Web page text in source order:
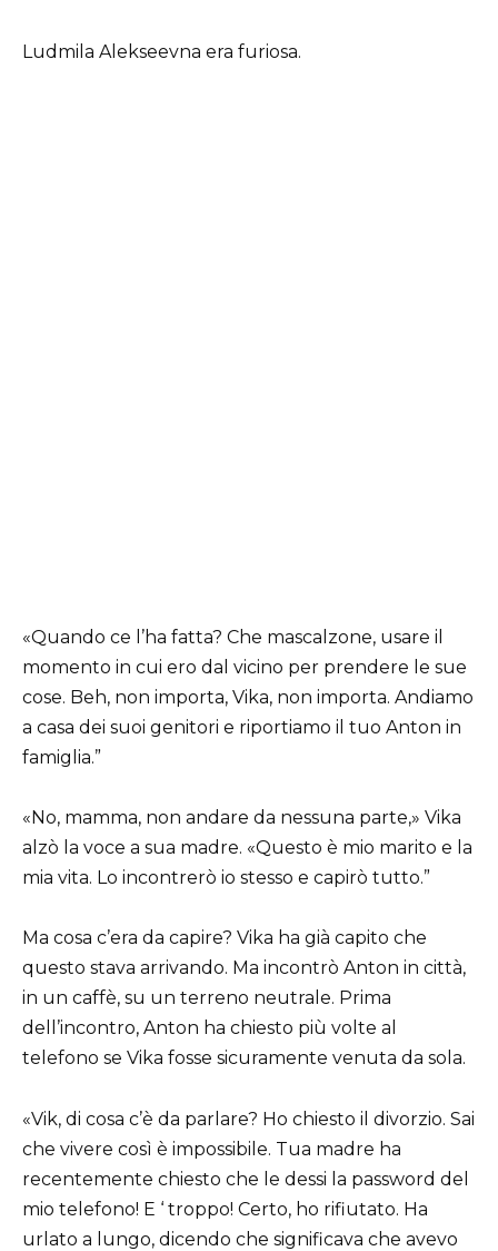
Ludmila Alekseevna era furiosa.
«Quando ce l’ha fatta? Che mascalzone, usare il
momento in cui ero dal vicino per prendere le sue
cose. Beh, non importa, Vika, non importa. Andiamo
a casa dei suoi genitori e riportiamo il tuo Anton in
famiglia.”
«No, mamma, non andare da nessuna parte,» Vika
alzò la voce a sua madre. «Questo è mio marito e la
mia vita. Lo incontrerò io stesso e capirò tutto.”
Ma cosa c’era da capire? Vika ha già capito che
questo stava arrivando. Ma incontrò Anton in città,
in un caffè, su un terreno neutrale. Prima
dell’incontro, Anton ha chiesto più volte al
telefono se Vika fosse sicuramente venuta da sola.
«Vik, di cosa c’è da parlare? Ho chiesto il divorzio. Sai
che vivere così è impossibile. Tua madre ha
recentemente chiesto che le dessi la password del
mio telefono! E ‘ troppo! Certo, ho rifiutato. Ha
urlato a lungo, dicendo che significava che avevo